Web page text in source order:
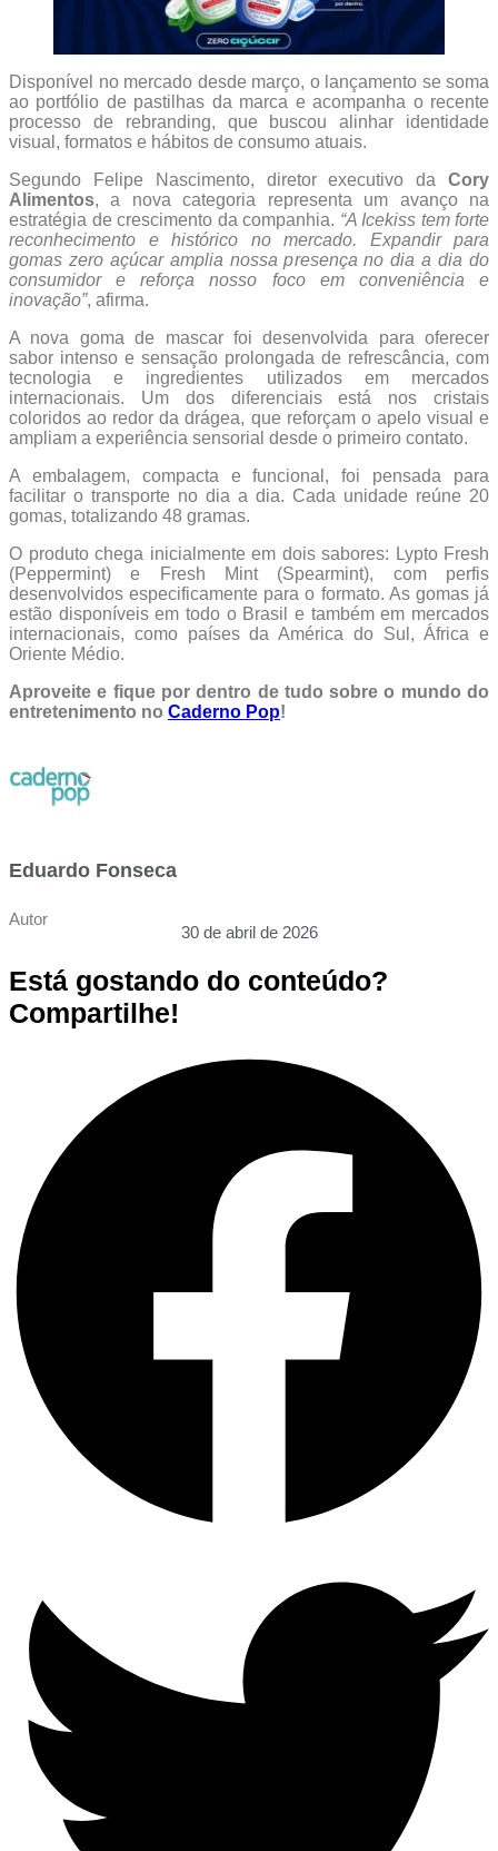
Disponível no mercado desde março, o lançamento se soma
ao portfólio de pastilhas da marca e acompanha o recente
processo de rebranding, que buscou alinhar identidade
visual, formatos e hábitos de consumo atuais.
Segundo Felipe Nascimento, diretor executivo da Cory
Alimentos, a nova categoria representa um avanço na
estratégia de crescimento da companhia. “A Icekiss tem forte
reconhecimento e histórico no mercado. Expandir para
gomas zero açúcar amplia nossa presença no dia a dia do
consumidor e reforça nosso foco em conveniência e
inovação”, afirma.
A nova goma de mascar foi desenvolvida para oferecer
sabor intenso e sensação prolongada de refrescância, com
tecnologia e ingredientes utilizados em mercados
internacionais. Um dos diferenciais está nos cristais
coloridos ao redor da drágea, que reforçam o apelo visual e
ampliam a experiência sensorial desde o primeiro contato.
A embalagem, compacta e funcional, foi pensada para
facilitar o transporte no dia a dia. Cada unidade reúne 20
gomas, totalizando 48 gramas.
O produto chega inicialmente em dois sabores: Lypto Fresh
(Peppermint) e Fresh Mint (Spearmint), com perfis
desenvolvidos especificamente para o formato. As gomas já
estão disponíveis em todo o Brasil e também em mercados
internacionais, como países da América do Sul, África e
Oriente Médio.
Aproveite e fique por dentro de tudo sobre o mundo do
entretenimento no Caderno Pop!
Eduardo Fonseca
Autor
30 de abril de 2026
Está gostando do conteúdo?
Compartilhe!